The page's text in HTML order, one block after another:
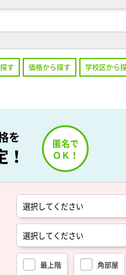
す 価格から探す 学校区から
を
最上階 角部屋